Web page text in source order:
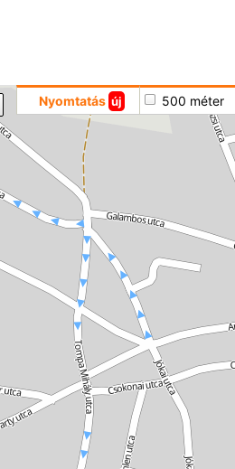
Nyomtatás új 500 méter